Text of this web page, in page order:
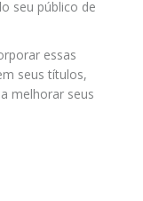
seu público de
essas
seus títulos,
melhorar seus